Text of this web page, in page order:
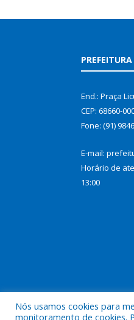
End.: Praça
CEP: 68660-
Fone: (91)
E-mail:
Horário de
13:00
Todos os
Nós usamos cookies para
monitoramento de cookies.